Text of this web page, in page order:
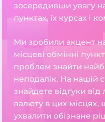
зосередивши увагу
пунктах, їх курсах і
Ми зробили акцент
місцеві обмінні
проблем знайти
неподалік. На нашій
знайдете відгуки
валюту в цих
ухвалити обізнане